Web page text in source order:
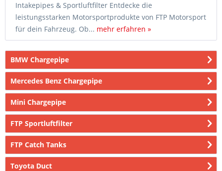
Intakepipes & Sportluftfilter Entdecke die
leistungsstarken Motorsportprodukte von FTP Motorsport
für dein Fahrzeug. Ob... mehr erfahren »
BMW Chargepipe
Mercedes Benz Chargepipe
Mini Chargepipe
FTP Sportluftfilter
FTP Catch Tanks
Toyota Duct